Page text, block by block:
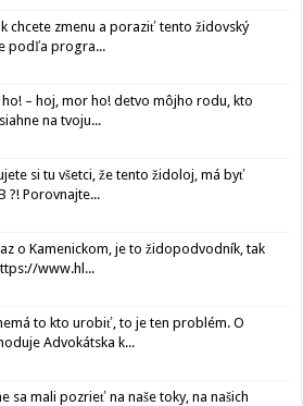
chcete zmenu a poraziť tento židovský
podľa progra...
ho! – hoj, mor ho! detvo môjho rodu, kto
na tvoju...
si tu všetci, že tento židoloj, má byť
?! Porovnajte...
o Kamenickom, je to židopodvodník, tak
www.hl...
to kto urobiť, to je ten problém. O
Advokátska k...
sa mali pozrieť na naše toky, na našich